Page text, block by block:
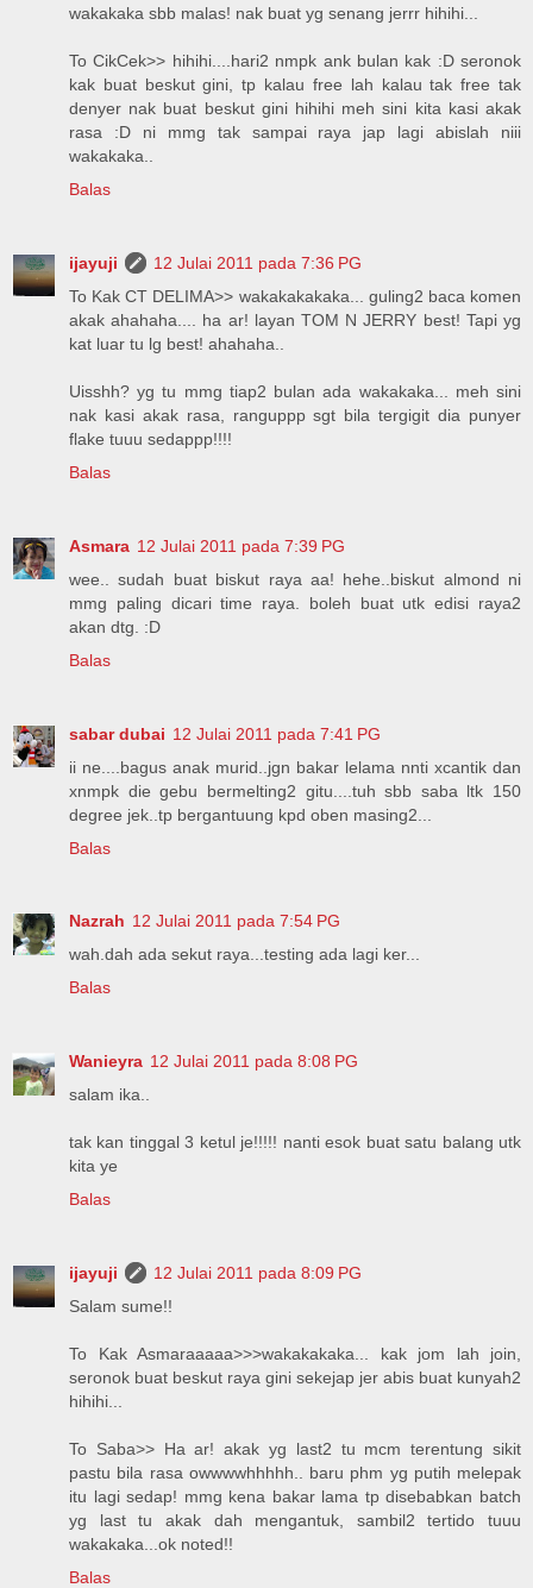
wakakaka sbb malas! nak buat yg senang jerrr hihihi...
To CikCek>> hihihi....hari2 nmpk ank bulan kak :D seronok
kak buat beskut gini, tp kalau free lah kalau tak free tak
denyer nak buat beskut gini hihihi meh sini kita kasi akak
rasa :D ni mmg tak sampai raya jap lagi abislah niii
wakakaka..
Balas
ijayuji
12 Julai 2011 pada 7:36 PG
To Kak CT DELIMA>> wakakakakaka... guling2 baca komen
akak ahahaha.... ha ar! layan TOM N JERRY best! Tapi yg
kat luar tu lg best! ahahaha..
Uisshh? yg tu mmg tiap2 bulan ada wakakaka... meh sini
nak kasi akak rasa, ranguppp sgt bila tergigit dia punyer
flake tuuu sedappp!!!!
Balas
Asmara 12 Julai 2011 pada 7:39 PG
wee.. sudah buat biskut raya aa! hehe..biskut almond ni
mmg paling dicari time raya. boleh buat utk edisi raya2
akan dtg. :D
Balas
sabar dubai 12 Julai 2011 pada 7:41 PG
ii ne....bagus anak murid..jgn bakar lelama nnti xcantik dan
xnmpk die gebu bermelting2 gitu....tuh sbb saba ltk 150
degree jek..tp bergantuung kpd oben masing2...
Balas
Nazrah 12 Julai 2011 pada 7:54 PG
wah.dah ada sekut raya...testing ada lagi ker...
Balas
Wanieyra 12 Julai 2011 pada 8:08 PG
salam ika..
tak kan tinggal 3 ketul je!!!!! nanti esok buat satu balang utk
kita ye
Balas
ijayuji
12 Julai 2011 pada 8:09 PG
Salam sume!!
To Kak Asmaraaaaa>>>wakakakaka... kak jom lah join,
seronok buat beskut raya gini sekejap jer abis buat kunyah2
hihihi...
To Saba>> Ha ar! akak yg last2 tu mcm terentung sikit
pastu bila rasa owwwwhhhhh.. baru phm yg putih melepak
itu lagi sedap! mmg kena bakar lama tp disebabkan batch
yg last tu akak dah mengantuk, sambil2 tertido tuuu
wakakaka...ok noted!!
Balas